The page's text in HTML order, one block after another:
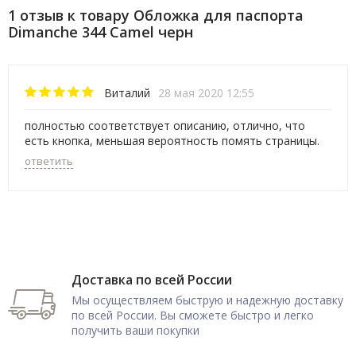
1 отзыв к товару Обложка для паспорта
Dimanche 344 Camel черн
Виталий 28 мая 2020 12:55
полностью соответствует описанию, отлично, что
есть кнопка, меньшая вероятность помять страницы.
ответить
Доставка по всей России
Мы осуществляем быструю и надежную доставку
по всей России. Вы сможете быстро и легко
получить ваши покупки